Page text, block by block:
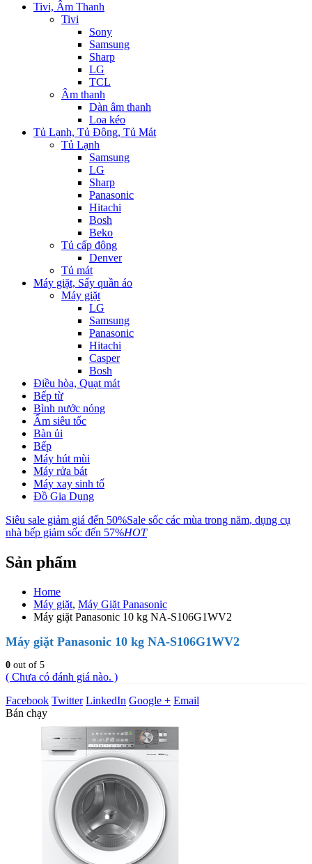
Tivi, Âm Thanh
Tivi
Sony
Samsung
Sharp
LG
TCL
Âm thanh
Dàn âm thanh
Loa kéo
Tủ Lạnh, Tủ Đông, Tủ Mát
Tủ Lạnh
Samsung
LG
Sharp
Panasonic
Hitachi
Bosh
Beko
Tủ cấp đông
Denver
Tủ mát
Máy giặt, Sấy quần áo
Máy giặt
LG
Samsung
Panasonic
Hitachi
Casper
Bosh
Điều hòa, Quạt mát
Bếp từ
Bình nước nóng
Ấm siêu tốc
Bàn ủi
Bếp
Máy hút mùi
Máy rửa bát
Máy xay sinh tố
Đồ Gia Dụng
Siêu sale giảm giá đến 50%Sale sốc các mùa trong năm, dụng cụ
nhà bếp giảm sốc đến 57%HOT
Sản phẩm
Home
Máy giặt, Máy Giặt Panasonic
Máy giặt Panasonic 10 kg NA-S106G1WV2
Máy giặt Panasonic 10 kg NA-S106G1WV2
0 out of 5
( Chưa có đánh giá nào. )
Facebook Twitter LinkedIn Google + Email
Bán chạy